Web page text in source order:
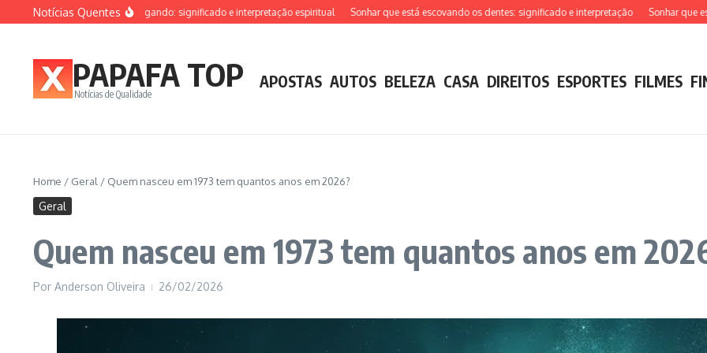
Ir para o conteúdo
Notícias Quentes
Sonhar que está afogando: significado e interpretação espiritual Sonhar que está escovando os dentes: significado e interpretação Sonhar que está
PAPAFA TOP
Notícias de Qualidade
APOSTAS AUTOS BELEZA CASA DIREITOS ESPORTES FILMES
Home / Geral / Quem nasceu em 1973 tem quantos anos em 2026?
Geral
Quem nasceu em 1973 tem quantos anos em
Por Anderson Oliveira 26/02/2026